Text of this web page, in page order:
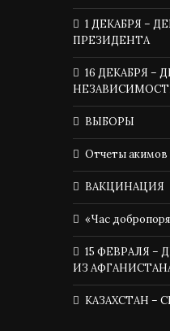
1 ДЕКАБРЯ –
ПРЕЗИДЕНТА
16 ДЕКАБРЯ –
ВЫБОРЫ
Отчеты акимов
ВАКЦИНАЦИЯ
«Час
15 ФЕВРАЛЯ –
ИЗ
КАЗАХСТАН –